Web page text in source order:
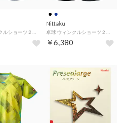
Nittaku
￥6,380